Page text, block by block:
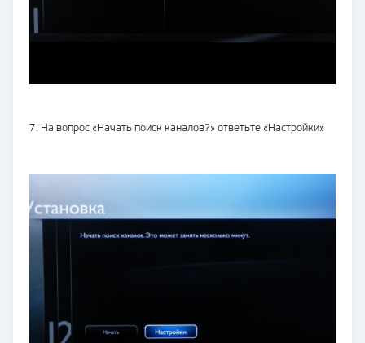
7. На вопрос «Начать поиск каналов?» ответьте «Настройки»